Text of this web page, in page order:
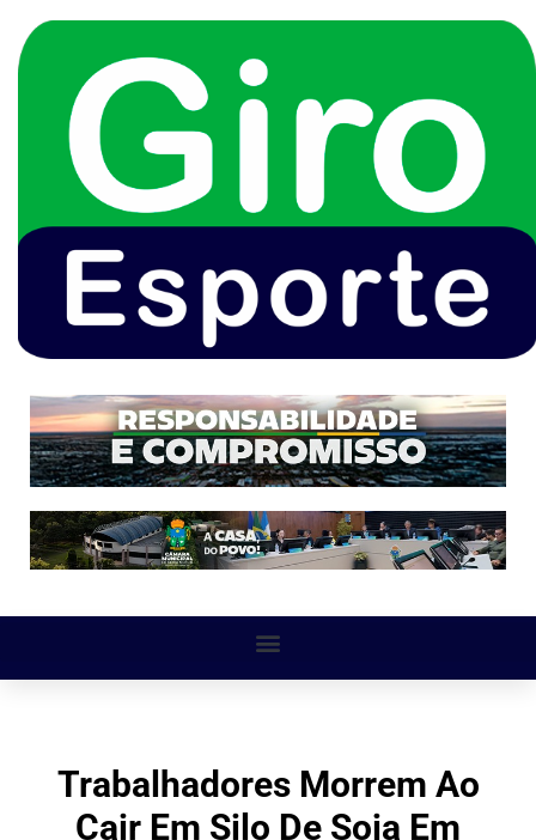
Trabalhadores Morrem Ao
Cair Em Silo De Soja Em